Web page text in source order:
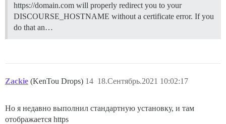
https://domain.com will properly redirect you to your
DISCOURSE_HOSTNAME without a certificate error. If you
do that an…
Zackie (KenTou Drops) 18.Сентябрь.2021 10:02:17
14
Но я недавно выполнил стандартную установку, и там
отображается https